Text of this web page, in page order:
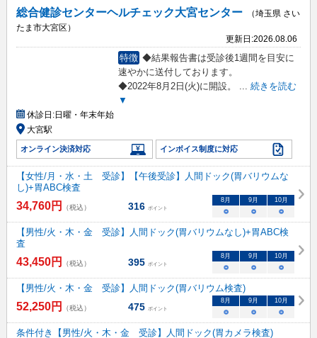
総合健診センターヘルチェック大宮センター
（埼玉県 さい
たま市大宮区）
更新日:2026.08.06
特徴 ◆結果報告書は受診後1週間を目安に
速やかに送付しております。
◆2022年8月2日(火)に開設。
続きを読む
▼
休診日:日曜・年末年始
大宮駅
オンライン決済対応 インボイス制度に対応
【女性/月・水・土 受診】【午後受診】人間ドック(胃バリウムな
し)+胃ABC検査
34,760円 （税込） 316 ポイント
8 月 9 月 10月
○ ○ ○
【男性/火・木・金 受診】人間ドック(胃バリウムなし)+胃ABC検
査
43,450円 （税込） 395 ポイント
8 月 9 月 10月
○ ○ ○
【男性/火・木・金 受診】人間ドック(胃バリウム検査)
52,250円 （税込） 475 ポイント
8 月 9 月 10月
○ ○ ○
条件付き【男性/火・木・金 受診】人間ドック(胃カメラ検査)